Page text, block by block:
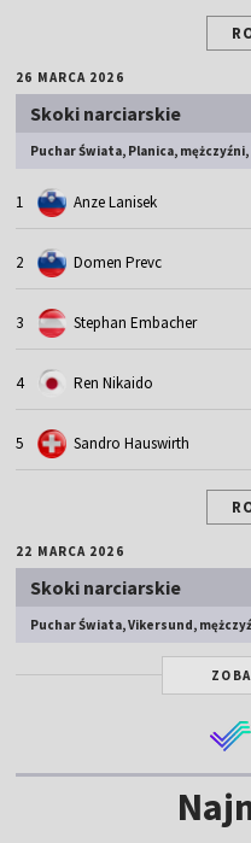
26 MARCA 2026
Skoki narciarskie
Puchar Świata, Planica,
1 Anze Lanisek
2 Domen Prevc
3 Stephan Embacher
4 Ren Nikaido
5 Sandro Hauswirth
22 MARCA 2026
Skoki narciarskie
Puchar Świata, Vikersund,